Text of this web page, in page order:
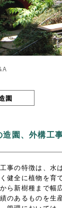
園
造園、外構工
事の特徴は、水
健全に植物を育
ら新樹種まで幅
のあるものを生